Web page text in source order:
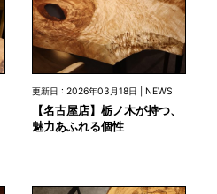
更新日 : 2026年03月18日 | NEWS
【名古屋店】栃ノ木が持つ、
魅力あふれる個性